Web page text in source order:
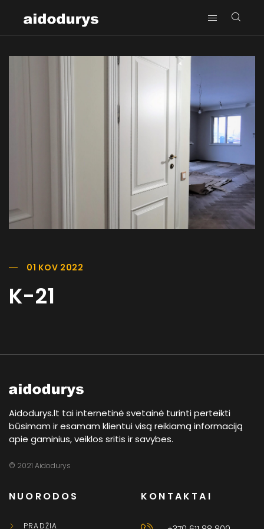
01 KOV 2022
K-21
Aidodurys.lt tai internetinė svetainė turinti perteikti
būsimam ir esamam klientui visą reikiamą informaciją
apie gaminius, veiklos sritis ir savybes.
© 2021 Aidodurys
NUORODOS
PRADŽIA
KONTAKTAI